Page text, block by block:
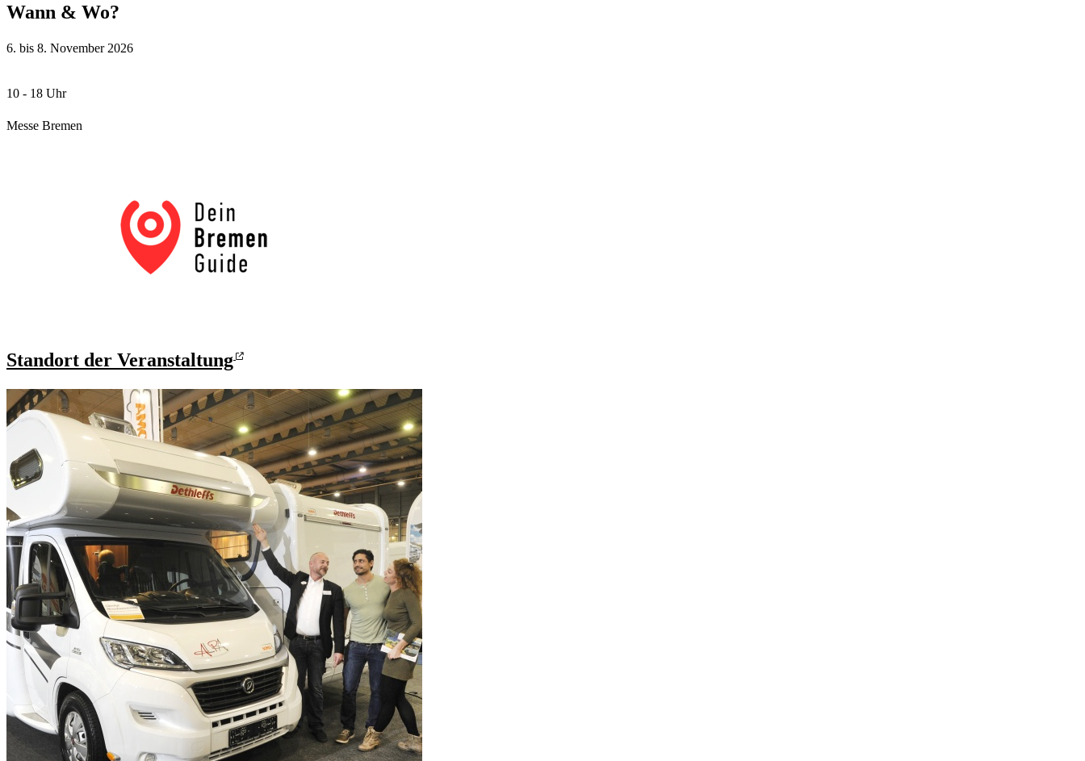
Wann & Wo?
6. bis 8. November 2026
10 - 18 Uhr
Messe Bremen
Standort der Veranstaltung